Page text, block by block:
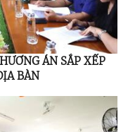
ÁN SẮP XẾP
BÀN